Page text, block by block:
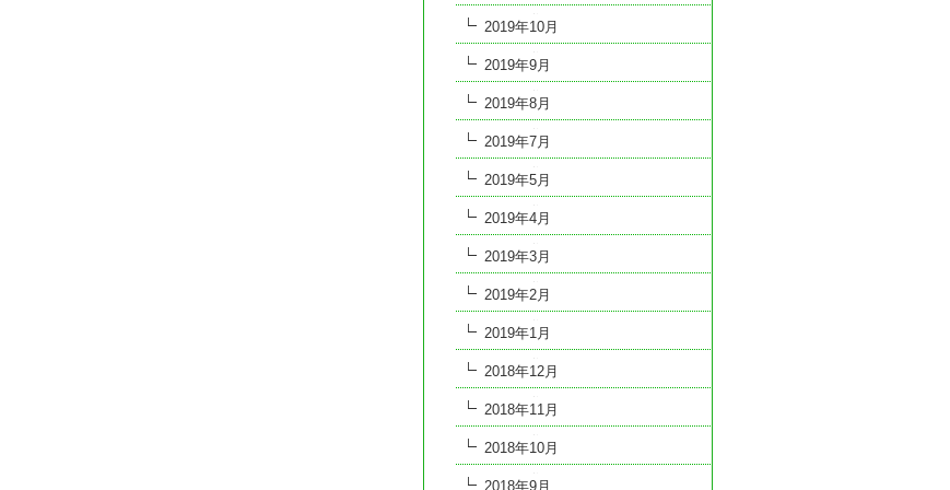
2019年10月
2019年9月
2019年8月
2019年7月
2019年5月
2019年4月
2019年3月
2019年2月
2019年1月
2018年12月
2018年11月
2018年10月
2018年9月